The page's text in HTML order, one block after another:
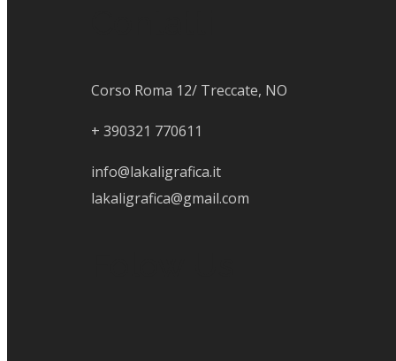
Corso Roma 12/ Treccate, NO
+ 390321 770611
info@lakaligrafica.it
lakaligrafica@gmail.com